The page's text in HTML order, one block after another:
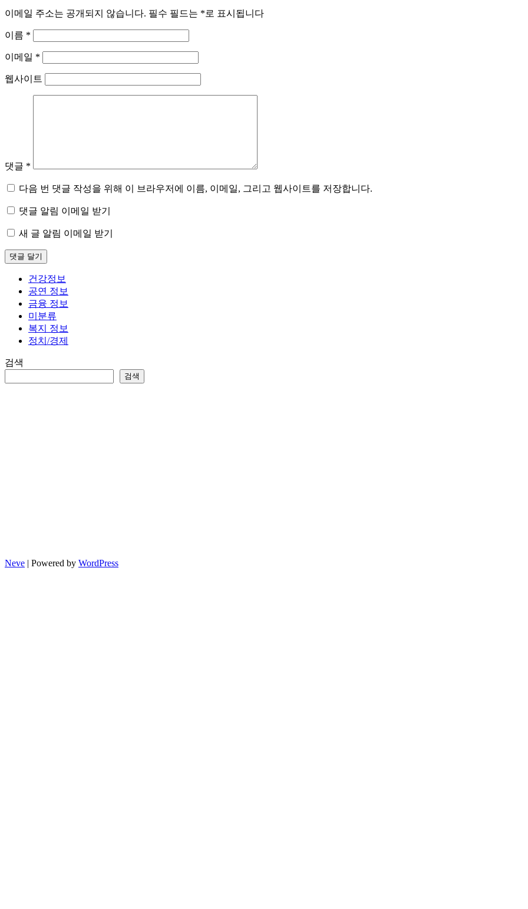
이메일 주소는 공개되지 않습니다. 필수 필드는 *로 표시됩니다
이름 *
이메일 *
웹사이트
댓글 *
다음 번 댓글 작성을 위해 이 브라우저에 이름, 이메일, 그리고 웹사이트를 저장합니다.
댓글 알림 이메일 받기
새 글 알림 이메일 받기
건강정보
공연 정보
금융 정보
미분류
복지 정보
정치/경제
검색
검색
Neve | Powered by WordPress